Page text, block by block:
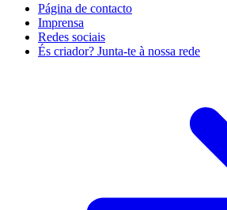
Página de contacto
Imprensa
Redes sociais
És criador? Junta-te à nossa rede